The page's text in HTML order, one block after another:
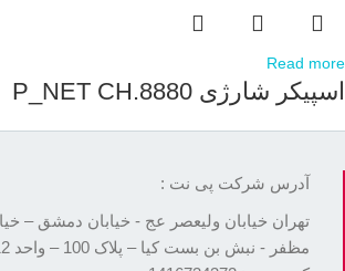
Read more
اسپیکر شارژی P_NET CH.8880
آدرس شرکت پی نت :
تهران خیابان ولیعصر عج - خیابان دمشق –
مظفر - نبش بن بست کیا – پلاک 100 – واحد 12